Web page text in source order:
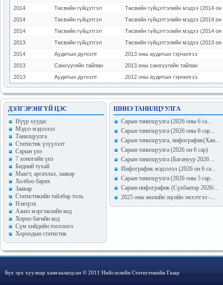
2014
Төсвийн гүйцэтгэл
Төсвийн гүйцэтгэлийн мэдээ (2014 он
2014
Төсвийн гүйцэтгэл
Төсвийн гүйцэтгэлийн мэдээ (2014 он
2014
Төсвийн гүйцэтгэл
Төсвийн гүйцэтгэлийн мэдээ (2014 он
2013
Төсвийн гүйцэтгэл
Төсвийн гүйцэтгэлийн мэдээ (2013 он
2014
Аудитын дүгнэлт
2013 оны аудитын гэрчилгээ
2013
Санхүүгийн тайлан
2013 оны санхүүгийн тайлан
2013
Аудитын дүгнэлт 2012 оны аудитын гэрчилгээ
ДЭЛГЭРЭНГҮЙ ЦЭС
Hүүр хуудас
Мэдээ мэдээлэл
Танилцуулга
Статистик үзүүлэлт
Сарын үнэ
7 хоногийн үнэ
Бидний тухай
Маягт, аргачлал, заавар
Холбоо барих
Заавар
Статистикийн тайлбар толь
Нэвтрэх
Ажил мэргэжлийн код
Хороо багийн код
Сүм хийдийн тооллого
Хороодын статистик
ШИНЭ ТАНИЛЦУУЛГА
Сарын танилцуулга (2026 оны 6 са...
Сарын танилцуулга (2026 оны 6 сар...
Сарын танилцуулга, инфографик(Хан...
Сарын танилцуулга (2026 он 6 сар)
Сарын танилцуулга (Багануур 2026 ...
Инфографик мэдээлэл (2026 он 6 са...
Сарын танилцуулга (2026 оны 5 сар...
Сарын инфографик (Сүхбаатар 2026/...
2025 оны жилийн эцсийн эмхэтгэл -...
Бүх эрх хуулиар хамгаалагдсан © 2011 Нийслэлийн Статистикийн Газар